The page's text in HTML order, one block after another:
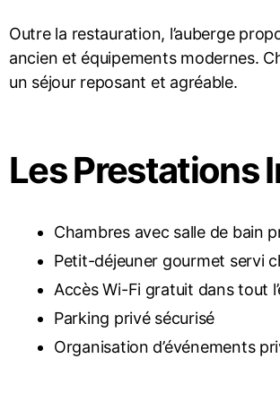
Outre la restauration, l’auberge
ancien et équipements modernes.
un séjour reposant et agréable.
Les Prestations
Chambres avec salle de bain
Petit-déjeuner gourmet servi
Accès Wi-Fi gratuit dans tout
Parking privé sécurisé
Organisation d’événements